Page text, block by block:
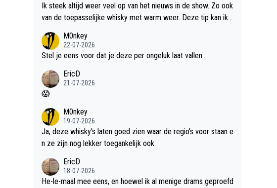
Ik steek altijd weer veel op van het nieuws in de show. Zo ook
van de toepasselijke whisky met warm weer. Deze tip kan ik
M0nkey
22-07-2026
Stel je eens voor dat je deze per ongeluk laat vallen..
EricD
21-07-2026
😱
M0nkey
19-07-2026
Ja, deze whisky's laten goed zien waar de regio's voor staan e
n ze zijn nog lekker toegankelijk ook.
EricD
18-07-2026
He-le-maal mee eens, en hoewel ik al menige drams geproefd